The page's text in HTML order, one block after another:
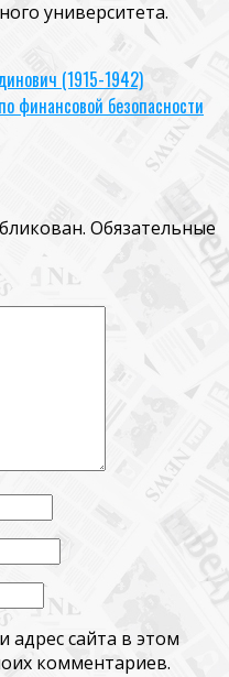
университета.
(1915-1942)
финансовой безопасности
Обязательные
адрес сайта в этом
комментариев.